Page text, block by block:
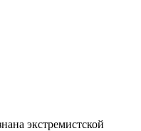
экстремистской